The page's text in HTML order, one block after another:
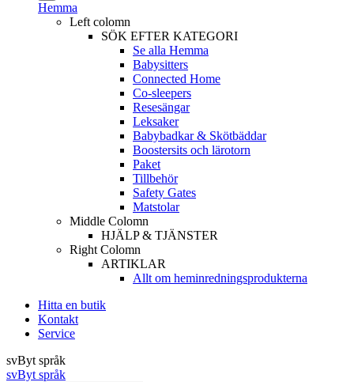
Hemma
Left colomn
SÖK EFTER KATEGORI
Se alla Hemma
Babysitters
Connected Home
Co-sleepers
Resesängar
Leksaker
Babybadkar & Skötbäddar
Boostersits och lärotorn
Paket
Tillbehör
Safety Gates
Matstolar
Middle Colomn
HJÄLP & TJÄNSTER
Right Colomn
ARTIKLAR
Allt om heminredningsprodukterna
Hitta en butik
Kontakt
Service
svByt språk
svByt språk